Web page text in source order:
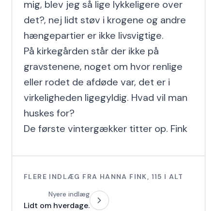
mig, blev jeg så lige lykkeligere over
det?, nej lidt støv i krogene og andre
hængepartier er ikke livsvigtige.
På kirkegården står der ikke på
gravstenene, noget om hvor renlige
eller rodet de afdøde var, det er i
virkeligheden ligegyldig. Hvad vil man
huskes for?
De første vintergækker titter op. Fink
FLERE INDLÆG FRA HANNA FINK, 115 I ALT
Nyere indlæg
Lidt om hverdage.